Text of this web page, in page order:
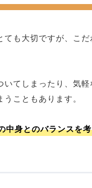
も大切ですが、こ
てしまったり、気
こともあります。
中身とのバランスを